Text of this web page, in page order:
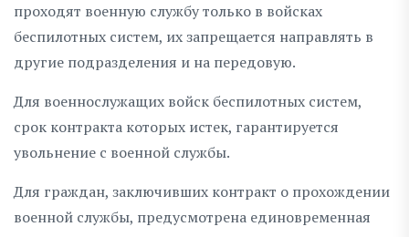
проходят военную службу только в войсках
беспилотных систем, их запрещается направлять в
другие подразделения и на передовую.
Для военнослужащих войск беспилотных систем,
срок контракта которых истек, гарантируется
увольнение с военной службы.
Для граждан, заключивших контракт о прохождении
военной службы, предусмотрена единовременная